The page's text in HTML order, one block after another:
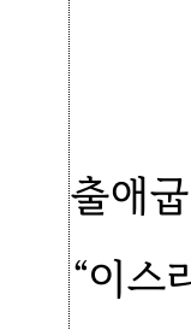
출애
“이스